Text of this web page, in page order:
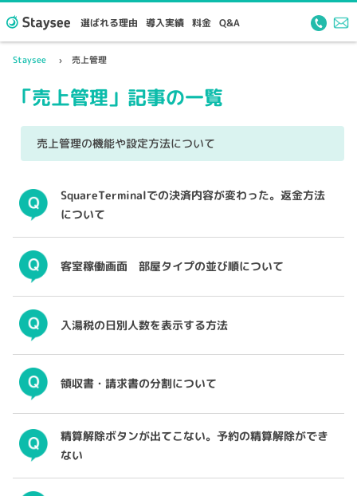
選ばれる理由 導入実績 料金 Q&A
Staysee 売上管理
「売上管理」記事の一覧
売上管理の機能や設定方法について
SquareTerminalでの決済内容が変わった。返金方法
について
客室稼働画面 部屋タイプの並び順について
入湯税の日別人数を表示する方法
領収書・請求書の分割について
精算解除ボタンが出てこない。予約の精算解除ができ
ない